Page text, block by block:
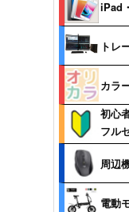
iPad
トレ
カラ
初心
フル
周辺
電動